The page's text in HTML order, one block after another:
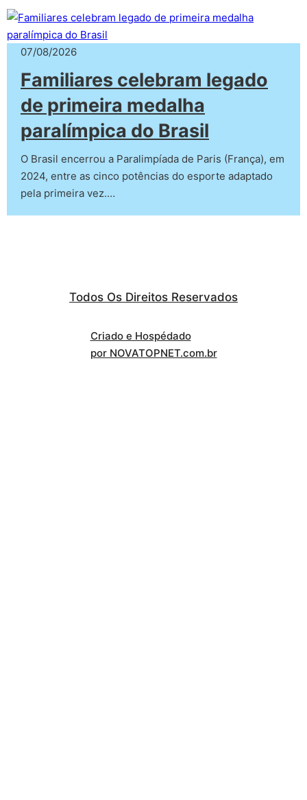
07/08/2026
Familiares celebram legado
de primeira medalha
paralímpica do Brasil
O Brasil encerrou a Paralimpíada de Paris (França), em
2024, entre as cinco potências do esporte adaptado
pela primeira vez.…
Todos Os Direitos Reservados
Criado e Hospédado
por NOVATOPNET.com.br